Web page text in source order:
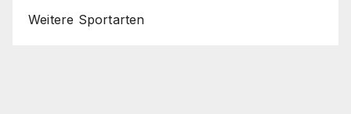
Weitere Sportarten